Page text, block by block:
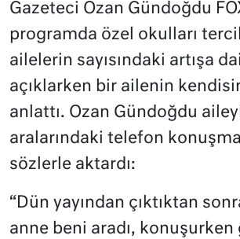
Gazeteci Ozan Gündoğdu
programda özel okulları
ailelerin sayısındaki artışa
açıklarken bir ailenin
anlattı. Ozan Gündoğdu
aralarındaki telefon
sözlerle aktardı:
“Dün yayından çıktıktan
anne beni aradı, konuşurken